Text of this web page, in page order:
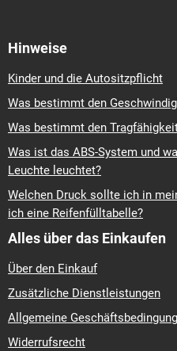
Hinweise
Kinder und die Autositzpflicht
Was bestimmt den
Was bestimmt den
Was ist das ABS-System und
Leuchte leuchtet?
Welchen Druck sollte ich in
ich eine Reifenfülltabelle?
Alles über das Einkaufen
Über den Einkauf
Zusätzliche Dienstleistungen
Allgemeine
Widerrufsrecht